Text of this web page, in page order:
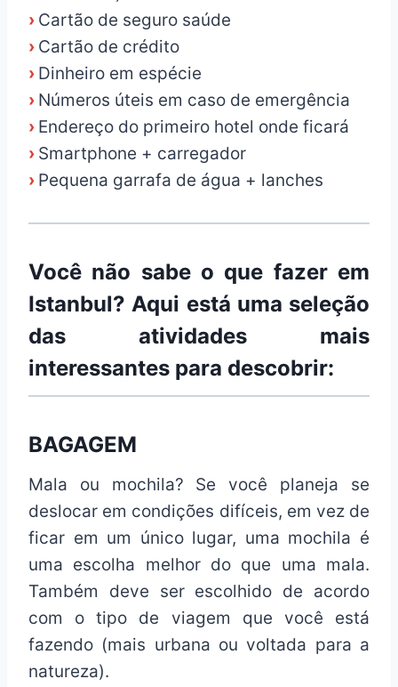
› Cartão de seguro saúde
› Cartão de crédito
› Dinheiro em espécie
› Números úteis em caso de emergência
› Endereço do primeiro hotel onde ficará
› Smartphone + carregador
› Pequena garrafa de água + lanches
Você não sabe o que fazer em
Istanbul? Aqui está uma seleção
das atividades mais
interessantes para descobrir:
BAGAGEM
Mala ou mochila? Se você planeja se
deslocar em condições difíceis, em vez de
ficar em um único lugar, uma mochila é
uma escolha melhor do que uma mala.
Também deve ser escolhido de acordo
com o tipo de viagem que você está
fazendo (mais urbana ou voltada para a
natureza).